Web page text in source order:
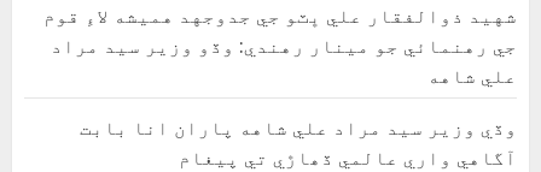
شهيد ذوالفقار علي ڀٽو جي جدوجهد هميشه لاءِ قوم
جي رهنمائي جو مينار رهندي: وڏو وزير سيد مراد
علي شاهه
وڏي وزير سيد مراد علي شاهه پاران انا بابت
آگاهي واري عالمي ڏھاڙي تي پيغام